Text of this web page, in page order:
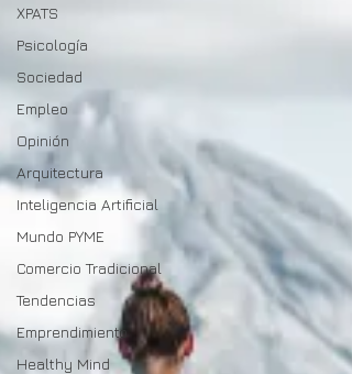
XPATS
Psicología
Sociedad
Empleo
Opinión
Arquitectura
Inteligencia Artificial
Mundo PYME
Comercio Tradicional
Tendencias
Emprendimiento
Healthy Mind